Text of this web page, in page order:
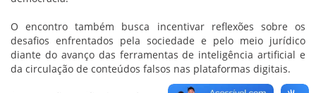
O encontro também busca incentivar reflexões sobre os
desafios enfrentados pela sociedade e pelo meio jurídico
diante do avanço das ferramentas de inteligência artificial e
da circulação de conteúdos falsos nas plataformas digitais.